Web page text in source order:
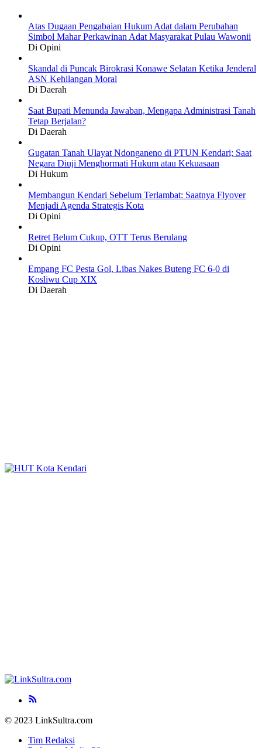
Atas Dugaan Pengabaian Hukum Adat dalam Perubahan
Simbol Mahar Perkawinan Adat Masyarakat Pulau Wawonii
Di Opini
Skandal di Puncak Birokrasi Konawe Selatan Ketika Jenderal
ASN Kehilangan Moral
Di Daerah
Saat Bupati Menunda Jawaban, Mengapa Administrasi Tanah
Tetap Berjalan?
Di Daerah
Gugatan Tanah Ulayat Ndonganeno di PTUN Kendari; Saat
Negara Diuji Menghormati Hukum atau Kekuasaan
Di Hukum
Membangun Kendari Sebelum Terlambat: Saatnya Flyover
Menjadi Agenda Strategis Kota
Di Opini
Retret Belum Cukup, OTT Terus Berulang
Di Opini
Empang FC Pesta Gol, Libas Nakes Buteng FC 6-0 di
Kosliwu Cup XIX
Di Daerah
© 2023 LinkSultra.com
Tim Redaksi